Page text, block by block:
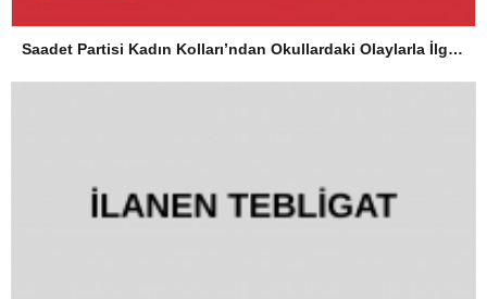
Saadet Partisi Kadın Kolları’ndan Okullardaki Olaylarla İlgili Basın Açıklaması